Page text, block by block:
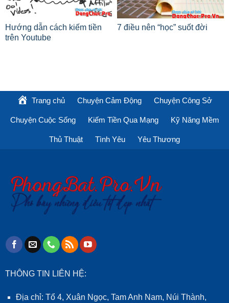
Hướng dẫn cách kiếm tiền
trên Youtube
7 điều nên “học” suốt đời
Trang chủ Chuyện Cảm Động Chuyện Công Sở
Chuyện Cuộc Sống Kiếm Tiền Qua Mạng Kỹ Năng Mềm
Thủ Thuật Tình Yêu Yêu Thương
THÔNG TIN LIÊN HỆ:
Địa chỉ: Tổ 4, Xuân Ngọc, Tam Anh Nam, Núi Thành,